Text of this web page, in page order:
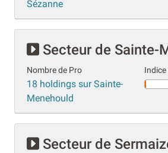
Sézanne
Secteur de Sainte-
Nombre de Pro
18 holdings sur Sainte-
Menehould
Secteur de